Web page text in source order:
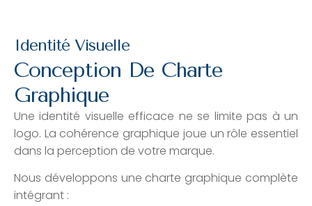
Identité Visuelle
Conception De Charte
Graphique
Une identité visuelle efficace ne se limite pas à un
logo. La cohérence graphique joue un rôle essentiel
dans la perception de votre marque.
Nous développons une charte graphique complète
intégrant :